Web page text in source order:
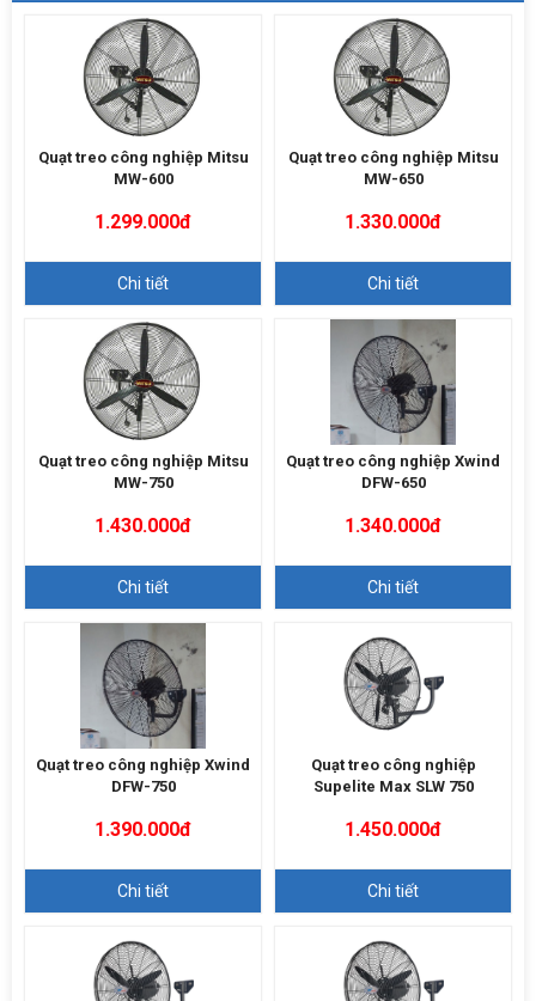
Quạt treo công nghiệp Mitsu
MW-600
1.299.000đ
Chi tiết
Quạt treo công nghiệp Mitsu
MW-650
1.330.000đ
Chi tiết
Quạt treo công nghiệp Mitsu
MW-750
1.430.000đ
Chi tiết
Quạt treo công nghiệp Xwind
DFW-650
1.340.000đ
Chi tiết
Quạt treo công nghiệp Xwind
DFW-750
1.390.000đ
Chi tiết
Quạt treo công nghiệp
Supelite Max SLW 750
1.450.000đ
Chi tiết